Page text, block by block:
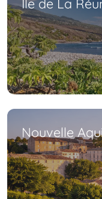
Ile de La
Nouvelle